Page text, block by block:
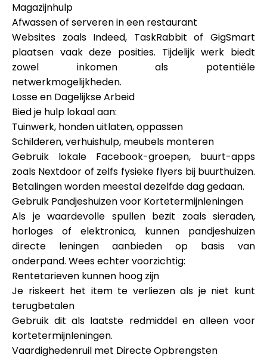
Magazijnhulp
Afwassen of serveren in een restaurant
Websites zoals Indeed, TaskRabbit of GigSmart
plaatsen vaak deze posities. Tijdelijk werk biedt
zowel inkomen als potentiële
netwerkmogelijkheden.
Losse en Dagelijkse Arbeid
Bied je hulp lokaal aan:
Tuinwerk, honden uitlaten, oppassen
Schilderen, verhuishulp, meubels monteren
Gebruik lokale Facebook-groepen, buurt-apps
zoals Nextdoor of zelfs fysieke flyers bij buurthuizen.
Betalingen worden meestal dezelfde dag gedaan.
Gebruik Pandjeshuizen voor Kortetermijnleningen
Als je waardevolle spullen bezit zoals sieraden,
horloges of elektronica, kunnen pandjeshuizen
directe leningen aanbieden op basis van
onderpand. Wees echter voorzichtig:
Rentetarieven kunnen hoog zijn
Je riskeert het item te verliezen als je niet kunt
terugbetalen
Gebruik dit als laatste redmiddel en alleen voor
kortetermijnleningen.
Vaardighedenruil met Directe Opbrengsten